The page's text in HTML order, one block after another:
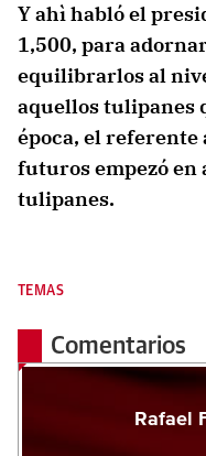
Y ahì habló el
1,500, para
equilibrarlos al
aquellos tulipanes
época, el referente
futuros empezó en
tulipanes.
TEMAS
Comentarios
Rafael